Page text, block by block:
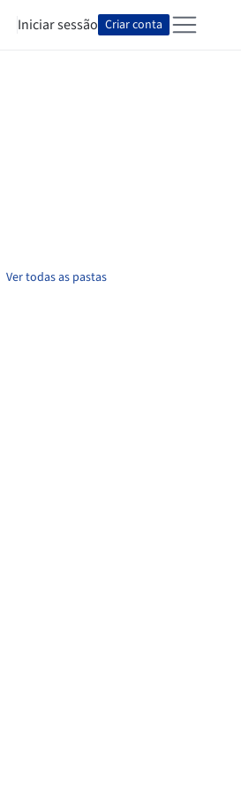
Iniciar sessão Criar conta
Ver todas as pastas